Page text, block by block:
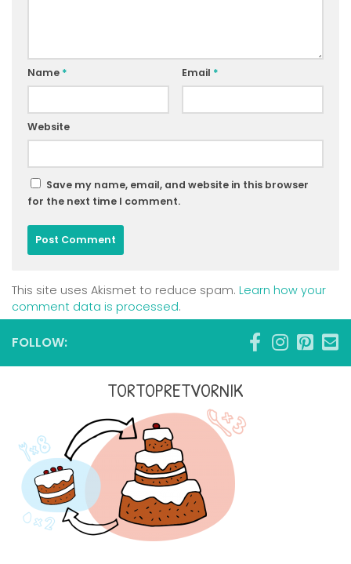
Name * Email *
Website
Save my name, email, and website in this browser
for the next time I comment.
This site uses Akismet to reduce spam. Learn how your
comment data is processed.
FOLLOW:
TORTOPRETVORNIK